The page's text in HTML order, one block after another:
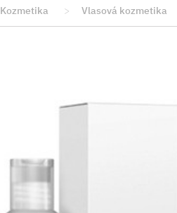
Kozmetika > Vlasová kozmetika